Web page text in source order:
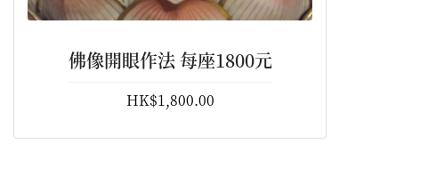
佛像開眼作法 每座1800元
HK$1,800.00